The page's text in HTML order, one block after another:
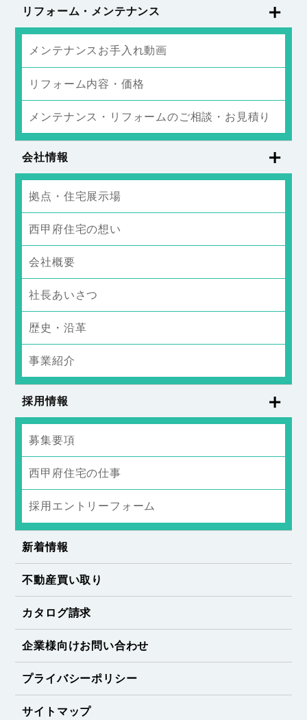
リフォーム・メンテナンス
メンテナンスお手入れ動画
リフォーム内容・価格
メンテナンス・リフォームのご相談・お見積り
会社情報
拠点・住宅展示場
西甲府住宅の想い
会社概要
社長あいさつ
歴史・沿革
事業紹介
採用情報
募集要項
西甲府住宅の仕事
採用エントリーフォーム
新着情報
不動産買い取り
カタログ請求
企業様向けお問い合わせ
プライバシーポリシー
サイトマップ